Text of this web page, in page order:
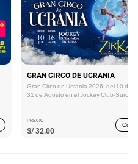
GRAN CIRCO DE UCRANIA
Gran Circo de Ucrania 2026: del 10 de
31 de Agosto en el Jockey Club-Surco
PRECIO
S/ 32.00